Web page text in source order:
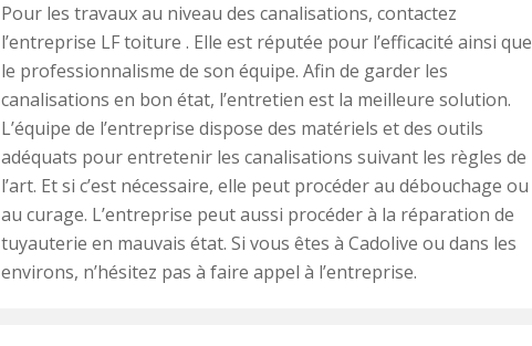
Pour les travaux au niveau des canalisations, contactez
l’entreprise LF toiture . Elle est réputée pour l’efficacité ainsi que
le professionnalisme de son équipe. Afin de garder les
canalisations en bon état, l’entretien est la meilleure solution.
L’équipe de l’entreprise dispose des matériels et des outils
adéquats pour entretenir les canalisations suivant les règles de
l’art. Et si c’est nécessaire, elle peut procéder au débouchage ou
au curage. L’entreprise peut aussi procéder à la réparation de
tuyauterie en mauvais état. Si vous êtes à Cadolive ou dans les
environs, n’hésitez pas à faire appel à l’entreprise.